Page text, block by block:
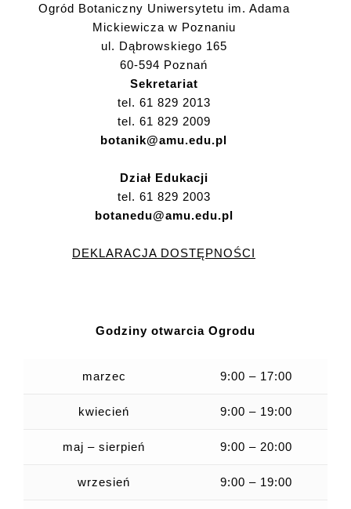
Ogród Botaniczny Uniwersytetu im. Adama
Mickiewicza w Poznaniu
ul. Dąbrowskiego 165
60-594 Poznań
Sekretariat
tel. 61 829 2013
tel. 61 829 2009
botanik@amu.edu.pl
Dział Edukacji
tel. 61 829 2003
botanedu@amu.edu.pl
DEKLARACJA DOSTĘPNOŚCI
Godziny otwarcia Ogrodu
marzec 9:00 – 17:00
kwiecień 9:00 – 19:00
maj – sierpień 9:00 – 20:00
wrzesień 9:00 – 19:00